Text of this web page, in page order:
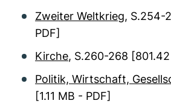
Zweiter Weltkrieg, S.254-
PDF]
Kirche, S.260-268
Politik, Wirtschaft,
[1.11 MB - PDF]